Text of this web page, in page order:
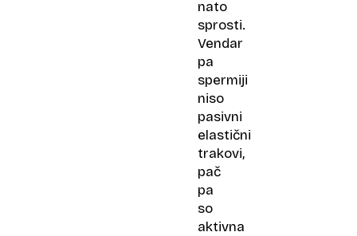
nato
sprosti.
Vendar
pa
spermiji
niso
pasivni
elastični
trakovi,
pač
pa
so
aktivna